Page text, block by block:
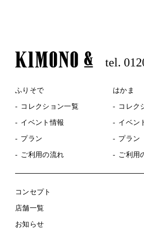
tel.
ふりそで
コレクション一覧
イベント情報
プラン
ご利用の流れ
はかま
コレク
イベン
プラン
ご利用
コンセプト
店舗一覧
お知らせ